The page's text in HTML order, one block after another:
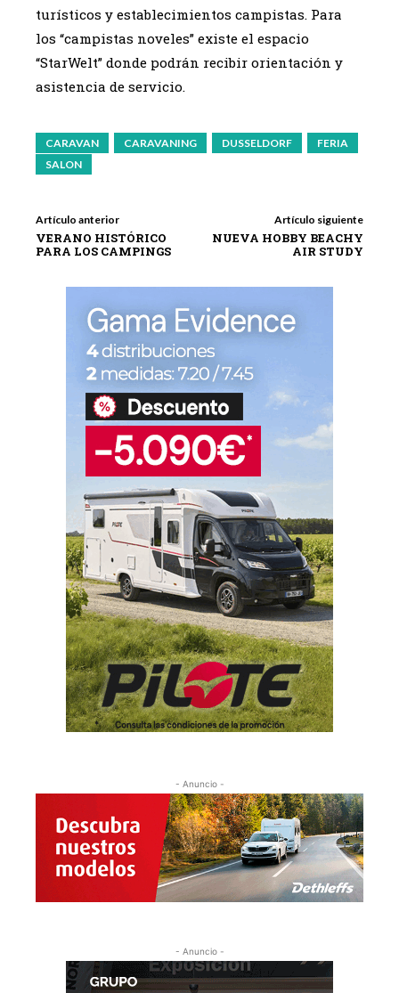
turísticos y establecimientos campistas. Para
los “campistas noveles” existe el espacio
“StarWelt” donde podrán recibir orientación y
asistencia de servicio.
CARAVAN CARAVANING DUSSELDORF
FERIA
SALON
Artículo anterior
VERANO HISTÓRICO
PARA LOS CAMPINGS
Artículo siguiente
NUEVA HOBBY BEACHY
AIR STUDY
- Anuncio -
- Anuncio -